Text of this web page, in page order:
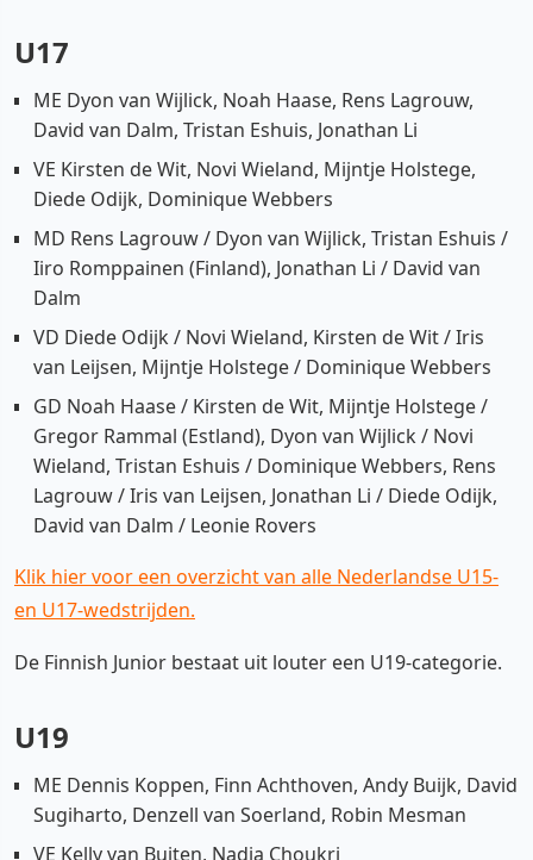
U17
ME Dyon van Wijlick, Noah Haase, Rens Lagrouw,
David van Dalm, Tristan Eshuis, Jonathan Li
VE Kirsten de Wit, Novi Wieland, Mijntje Holstege,
Diede Odijk, Dominique Webbers
MD Rens Lagrouw / Dyon van Wijlick, Tristan Eshuis /
Iiro Romppainen (Finland), Jonathan Li / David van
Dalm
VD Diede Odijk / Novi Wieland, Kirsten de Wit / Iris
van Leijsen, Mijntje Holstege / Dominique Webbers
GD Noah Haase / Kirsten de Wit, Mijntje Holstege /
Gregor Rammal (Estland), Dyon van Wijlick / Novi
Wieland, Tristan Eshuis / Dominique Webbers, Rens
Lagrouw / Iris van Leijsen, Jonathan Li / Diede Odijk,
David van Dalm / Leonie Rovers
Klik hier voor een overzicht van alle Nederlandse U15-
en U17-wedstrijden.
De Finnish Junior bestaat uit louter een U19-categorie.
U19
ME Dennis Koppen, Finn Achthoven, Andy Buijk, David
Sugiharto, Denzell van Soerland, Robin Mesman
VE Kelly van Buiten, Nadia Choukri